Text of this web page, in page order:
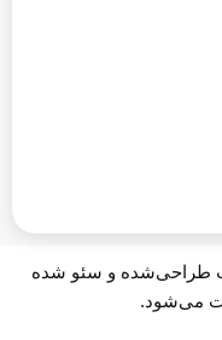
طراحی‌شده و سئو شده
می‌شود.